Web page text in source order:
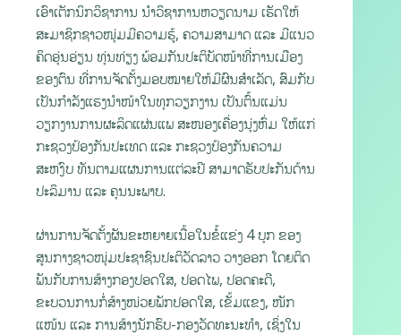
ເອົາເຕັກນິກວິຊາການ ນຳວິຊາການຫວຽດນາມ ເຮັດໃຫ້
ສະມາຊິກຊາວໜຸ່ມມີຄວາມຮູ້, ຄວາມສາມາດ ແລະ ມີແນວ
ຄິດອຸ່ນອ່ຽນ ທຸ່ນທ່ຽງ ພ້ອມກັນປະຕິບັດໜ້າທີ່ການເມືອງ
ຂອງຕົນ ທີ່ການຈັດຕັ້ງມອບໝາຍໃຫ້ມີຜົນສຳເລັດ, ສົມກັບ
ເປັນກໍາລັງແຮງນໍາໜ້າໃນທຸກວຽກງານ ເປັນຕົ້ນແມ່ນ
ວຽກງານການຜະລິດແຜ່ນແພ ສະໜອງເຄື່ອງນຸ່ງຫົ່ມ ໃຫ້ແກ່
ກະຊວງປ້ອງກັນປະເທດ ແລະ ກະຊວງປ້ອງກັນຄວາມ
ສະຫງົບ ທັນຕາມແຜນການແຕ່ລະປີ ສາມາດຮັບປະກັນດ້ານ
ປະລິມານ ແລະ ຄຸນນະພາບ.
ຜ່ານການຈັດຕັ້ງຜັນຂະຫຍາຍເນື້ອໃນຂໍ້ແຂ່ງ 4 ບຸກ ຂອງ
ສູນກາງຊາວໜຸ່ມປະຊາຊົນປະຕິວັດລາວ ວາງອອກ ໂດຍຕິດ
ພັນກັບການສ້າງກອງປອດໃສ, ປອດໄພ, ປອດຄະດີ,
ຂະບວນການກໍ່ສ້າງໜ່ວຍພັກປອດໃສ, ເຂັ້ມແຂງ, ໜັກ
ແໜ້ນ ແລະ ການສ້າງນັກຮົບ-ກອງວັດທະນະທຳ, ເຊິ່ງໃນ